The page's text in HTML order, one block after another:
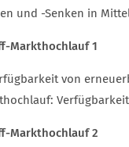
und -Senken in
Markthochlauf 1
von
Markthochlauf 2